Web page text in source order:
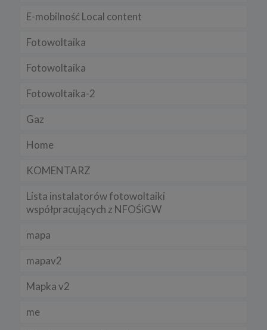
E-mobilność Local content
Fotowoltaika
Fotowoltaika
Fotowoltaika-2
Gaz
Home
KOMENTARZ
Lista instalatorów fotowoltaiki
współpracujących z NFOŚiGW
mapa
mapav2
Mapka v2
me
Regulamin serwisu